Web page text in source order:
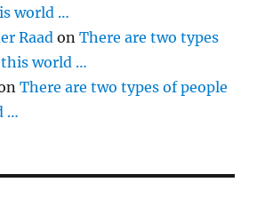
world …
Raad onThere are two types
world …
There are two types of people
…